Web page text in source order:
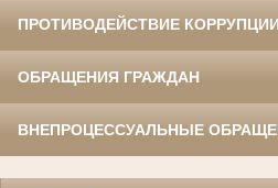
ПРОТИВОДЕЙСТВИЕ КОРРУПЦИИ
ОБРАЩЕНИЯ ГРАЖДАН
ВНЕПРОЦЕССУАЛЬНЫЕ